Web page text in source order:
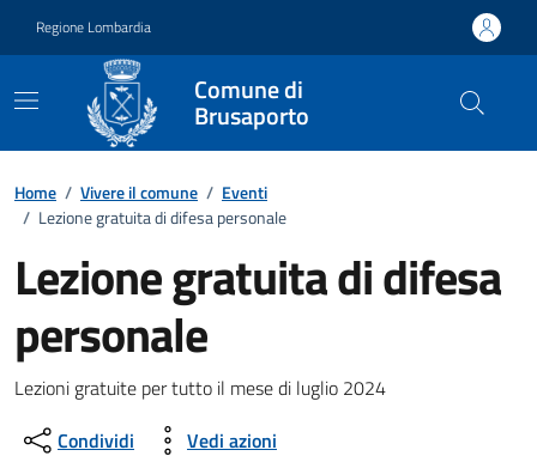
Regione Lombardia
Comune di
Brusaporto
Home / Vivere il comune / Eventi
/ Lezione gratuita di difesa personale
Lezione gratuita di difesa
personale
Dettagli della notizia
Lezioni gratuite per tutto il mese di luglio 2024
Condividi
Vedi azioni